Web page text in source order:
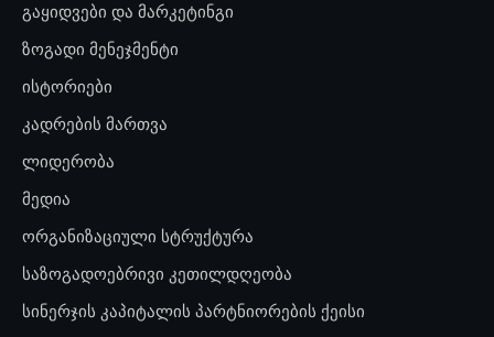
გაყიდვები და მარკეტინგი
ზოგადი მენეჯმენტი
ისტორიები
კადრების მართვა
ლიდერობა
მედია
ორგანიზაციული სტრუქტურა
საზოგადოებრივი კეთილდღეობა
სინერჯის კაპიტალის პარტნიორების ქეისი